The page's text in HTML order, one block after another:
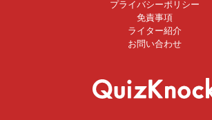
プライバシーポリシー
免責事項
ライター紹介
お問い合わせ